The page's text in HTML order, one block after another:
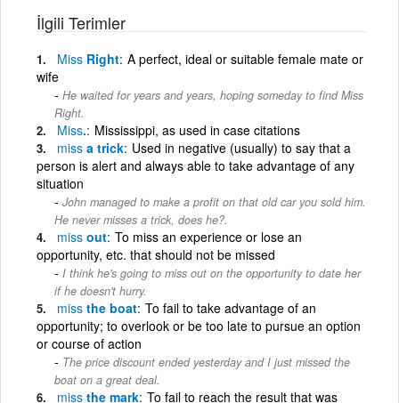
İlgili Terimler
Miss Right A perfect, ideal or suitable female mate or
wife
He waited for years and years, hoping someday to find Miss
Right.
Miss. Mississippi, as used in case citations
miss a trick Used in negative (usually) to say that a
person is alert and always able to take advantage of any
situation
John managed to make a profit on that old car you sold him.
He never misses a trick, does he?.
miss out To miss an experience or lose an
opportunity, etc. that should not be missed
I think he's going to miss out on the opportunity to date her
if he doesn't hurry.
miss the boat To fail to take advantage of an
opportunity; to overlook or be too late to pursue an option
or course of action
The price discount ended yesterday and I just missed the
boat on a great deal.
miss the mark To fail to reach the result that was